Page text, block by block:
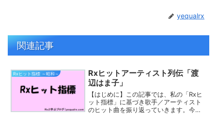
yequalrx
関連記事
Rxヒット指標 ～昭和～
Rxヒットアーティスト列伝「渡
辺はま子」
【はじめに】この記事では、私の「Rxヒ
ット指標」に基づき歌手／アーティスト
のヒット曲を振り返っていきます。今回